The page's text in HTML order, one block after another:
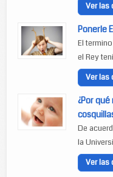
Ver las
Ponerle
El
el Rey
Ver las
¿Por
De
la
Ver las